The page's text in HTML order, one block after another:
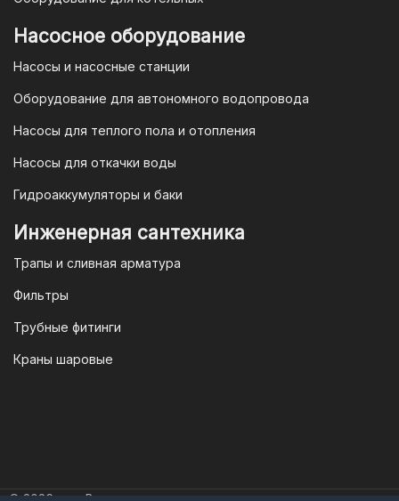
магазине "TIM-com Россия" Вы можете
быть уверены в том, что мы действуем
в рамках действующего
Законодательства Российской
Федерации и Ваши права, как
отопительной техники (котлы, газовые
монтажа, необходимо вызывать
специалиста из
ЦЕНТРА на первый запуск
оборудования (пуско-наладочные
Насосное оборудование
Насосы и насосные станции
Оборудование для автономного водопровода
Насосы для теплого пола и отопления
Насосы для откачки воды
Гидроаккумуляторы и баки
Инженерная сантехника
Трапы и сливная арматура
Фильтры
Трубные фитинги
Краны шаровые